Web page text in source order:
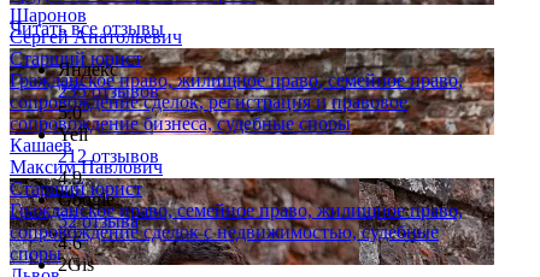
Шаронов
Сергей Анатольевич
Старший юрист
Гражданское право, жилищное право, семейное право,
сопровождение сделок, регистрация и правовое
сопровождение бизнеса, судебные споры
Кашаев
Максим Павлович
Старший юрист
Гражданское право, семейное право, жилищное право,
сопровождение сделок с недвижимостью, судебные
споры
Читать все отзывы
Яндекс
235 отзывов
5.0
Yell
212 отзывов
4.9
Google
52 отзыва
4.6
2Gis